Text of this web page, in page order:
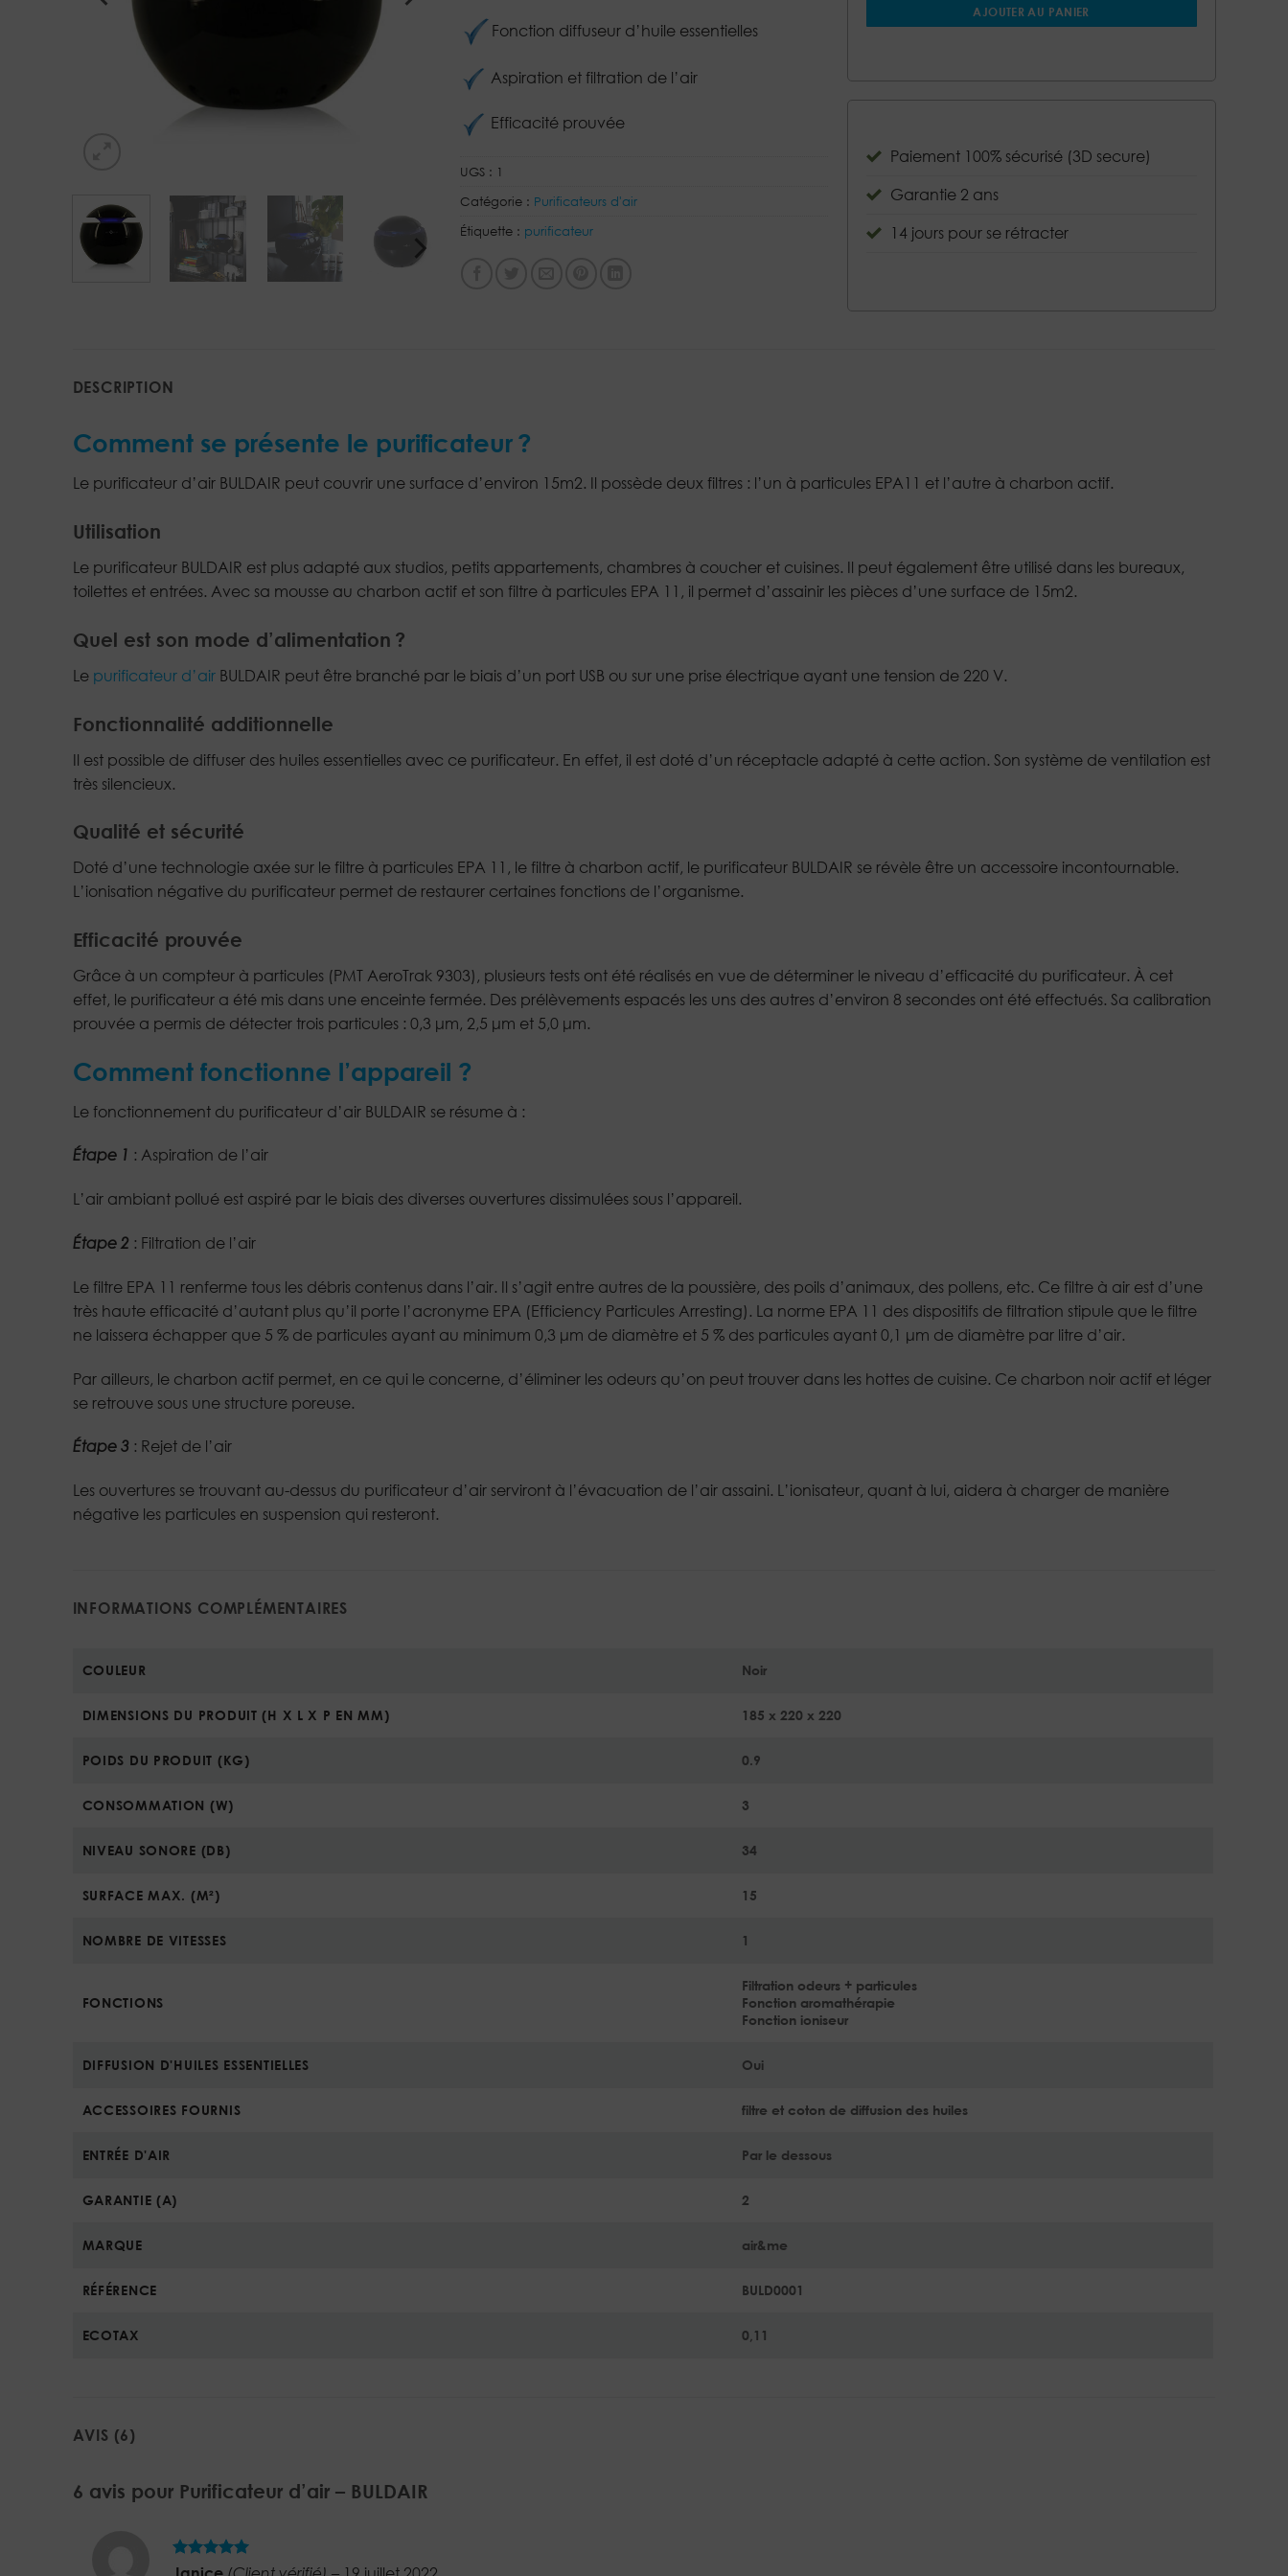
Fonction diffuseur d’huile essentielles
Aspiration et filtration de l’air
Efficacité prouvée
UGS : 1
Catégorie : Purificateurs d'air
Étiquette : purificateur
AJOUTER AU PANIER
Paiement 100% sécurisé (3D secure)
Garantie 2 ans
14 jours pour se rétracter
DESCRIPTION
Comment se présente le purificateur ?
Le purificateur d’air BULDAIR peut couvrir une surface d’environ 15m2. Il possède deux filtres : l’un à particules EPA11 et l’autre à charbon actif.
Utilisation
Le purificateur BULDAIR est plus adapté aux studios, petits appartements, chambres à coucher et cuisines. Il peut également être utilisé dans les bureaux,
toilettes et entrées. Avec sa mousse au charbon actif et son filtre à particules EPA 11, il permet d’assainir les pièces d’une surface de 15m2.
Quel est son mode d’alimentation ?
Le purificateur d’airBULDAIR peut être branché par le biais d’un port USB ou sur une prise électrique ayant une tension de 220 V.
Fonctionnalité additionnelle
Il est possible de diffuser des huiles essentielles avec ce purificateur. En effet, il est doté d’un réceptacle adapté à cette action. Son système de ventilation est
très silencieux.
Qualité et sécurité
Doté d’une technologie axée sur le filtre à particules EPA 11, le filtre à charbon actif, le purificateur BULDAIR se révèle être un accessoire incontournable.
L’ionisation négative du purificateur permet de restaurer certaines fonctions de l’organisme.
Efficacité prouvée
Grâce à un compteur à particules (PMT AeroTrak 9303), plusieurs tests ont été réalisés en vue de déterminer le niveau d’efficacité du purificateur. À cet
effet, le purificateur a été mis dans une enceinte fermée. Des prélèvements espacés les uns des autres d’environ 8 secondes ont été effectués. Sa calibration
prouvée a permis de détecter trois particules : 0,3 μm, 2,5 μm et 5,0 μm.
Comment fonctionne l’appareil ?
Le fonctionnement du purificateur d’air BULDAIR se résume à :
Étape 1 : Aspiration de l’air
L’air ambiant pollué est aspiré par le biais des diverses ouvertures dissimulées sous l’appareil.
Étape 2 : Filtration de l’air
Le filtre EPA 11 renferme tous les débris contenus dans l’air. Il s’agit entre autres de la poussière, des poils d’animaux, des pollens, etc. Ce filtre à air est d’une
très haute efficacité d’autant plus qu’il porte l’acronyme EPA (Efficiency Particules Arresting). La norme EPA 11 des dispositifs de filtration stipule que le filtre
ne laissera échapper que 5 % de particules ayant au minimum 0,3 μm de diamètre et 5 % des particules ayant 0,1 μm de diamètre par litre d’air.
Par ailleurs, le charbon actif permet, en ce qui le concerne, d’éliminer les odeurs qu’on peut trouver dans les hottes de cuisine. Ce charbon noir actif et léger
se retrouve sous une structure poreuse.
Étape 3 : Rejet de l’air
Les ouvertures se trouvant au-dessus du purificateur d’air serviront à l’évacuation de l’air assaini. L’ionisateur, quant à lui, aidera à charger de manière
négative les particules en suspension qui resteront.
INFORMATIONS COMPLÉMENTAIRES
COULEUR Noir
DIMENSIONS DU PRODUIT (H X L X P EN MM) 185 x 220 x 220
POIDS DU PRODUIT (KG) 0.9
CONSOMMATION (W) 3
NIVEAU SONORE (DB) 34
SURFACE MAX. (M²) 15
NOMBRE DE VITESSES 1
FONCTIONS
Filtration odeurs + particules
Fonction aromathérapie
Fonction ioniseur
DIFFUSION D'HUILES ESSENTIELLES Oui
ACCESSOIRES FOURNIS filtre et coton de diffusion des huiles
ENTRÉE D'AIR Par le dessous
GARANTIE (A) 2
MARQUE air&me
RÉFÉRENCE BULD0001
ECOTAX 0,11
AVIS (6)
6 avis pour Purificateur d’air – BULDAIR
Note5sur